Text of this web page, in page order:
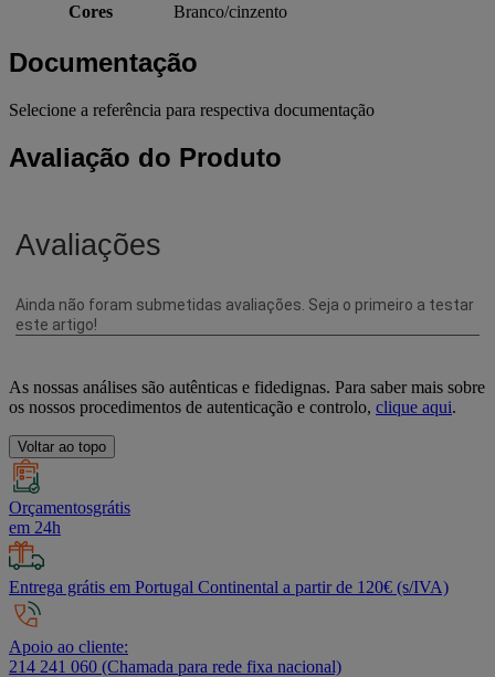
Cores
Branco/cinzento
Documentação
Selecione a referência para respectiva documentação
Avaliação do Produto
As nossas análises são autênticas e fidedignas. Para saber mais sobre
os nossos procedimentos de autenticação e controlo, clique aqui.
Voltar ao topo
Orçamentosgrátis
em 24h
Entrega grátis em Portugal Continental a partir de 120€ (s/IVA)
Apoio ao cliente:
214 241 060 (Chamada para rede fixa nacional)